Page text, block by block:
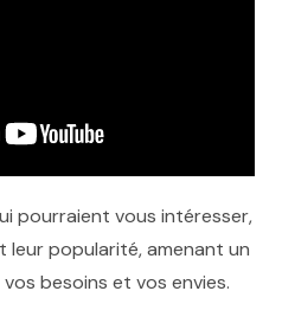
pourraient vous intéresser,
leur popularité, amenant un
besoins et vos envies.